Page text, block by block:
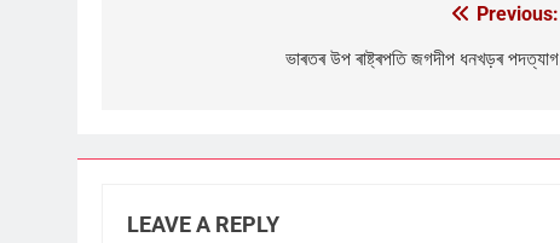
Previous:
ভাৰতৰ উপ ৰাষ্ট্ৰপতি জগদীপ ধনখড়ৰ পদত্যাগ
LEAVE A REPLY